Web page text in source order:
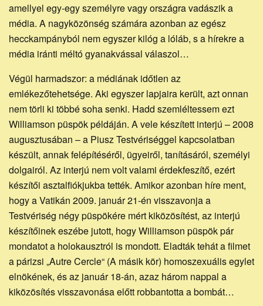
amellyel egy-egy személyre vagy országra vadászik a
média. A nagyközönség számára azonban az egész
hecckampányból nem egyszer kilóg a lóláb, s a hírekre a
média iránti méltó gyanakvással válaszol…
Végül harmadszor: a médiának időtlen az
emlékezőtehetsége. Aki egyszer lapjaira került, azt onnan
nem törli ki többé soha senki. Hadd szemléltessem ezt
Williamson püspök példáján. A vele készített interjú – 2008
augusztusában – a Piusz Testvériséggel kapcsolatban
készült, annak felépítéséről, ügyeiről, tanításáról, személyi
dolgairól. Az interjú nem volt valami érdekfeszítő, ezért
készítői asztalfiókjukba tették. Amikor azonban híre ment,
hogy a Vatikán 2009. január 21-én visszavonja a
Testvériség négy püspökére mért kiközösítést, az interjú
készítőinek eszébe jutott, hogy Williamson püspök pár
mondatot a holokausztról is mondott. Eladták tehát a filmet
a párizsi „Autre Cercle“ (A másik kör) homoszexuális egylet
elnökének, és az január 18-án, azaz három nappal a
kiközösítés visszavonása előtt robbantotta a bombát…